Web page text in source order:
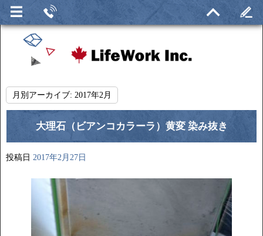
月別アーカイブ: 2017年2月
大理石（ビアンコカラーラ）黄変 染み抜き
投稿日 2017年2月27日